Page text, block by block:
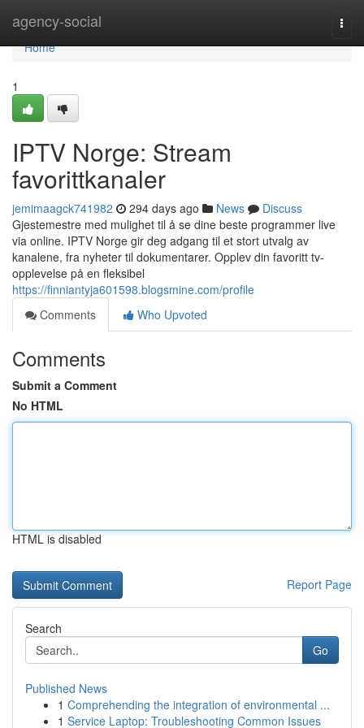
agency-social
Home
Home
1
IPTV Norge: Stream
favorittkanaler
jemimaagck741982 294 days ago News
Discuss
Gjestemestre med mulighet til å se dine beste programmer live
via online. IPTV Norge gir deg adgang til et stort utvalg av
kanalene, fra nyheter til dokumentarer. Opplev din favoritt tv-
opplevelse på en fleksibel
https://finniantyja601598.blogsmine.com/profile
Comments
Who Upvoted
Comments
Submit a Comment
No HTML
HTML is disabled
Report Page
Search
Go
Published News
1 Comprehending the integration of environmental ...
1 Service Laptop: Troubleshooting Common Issues